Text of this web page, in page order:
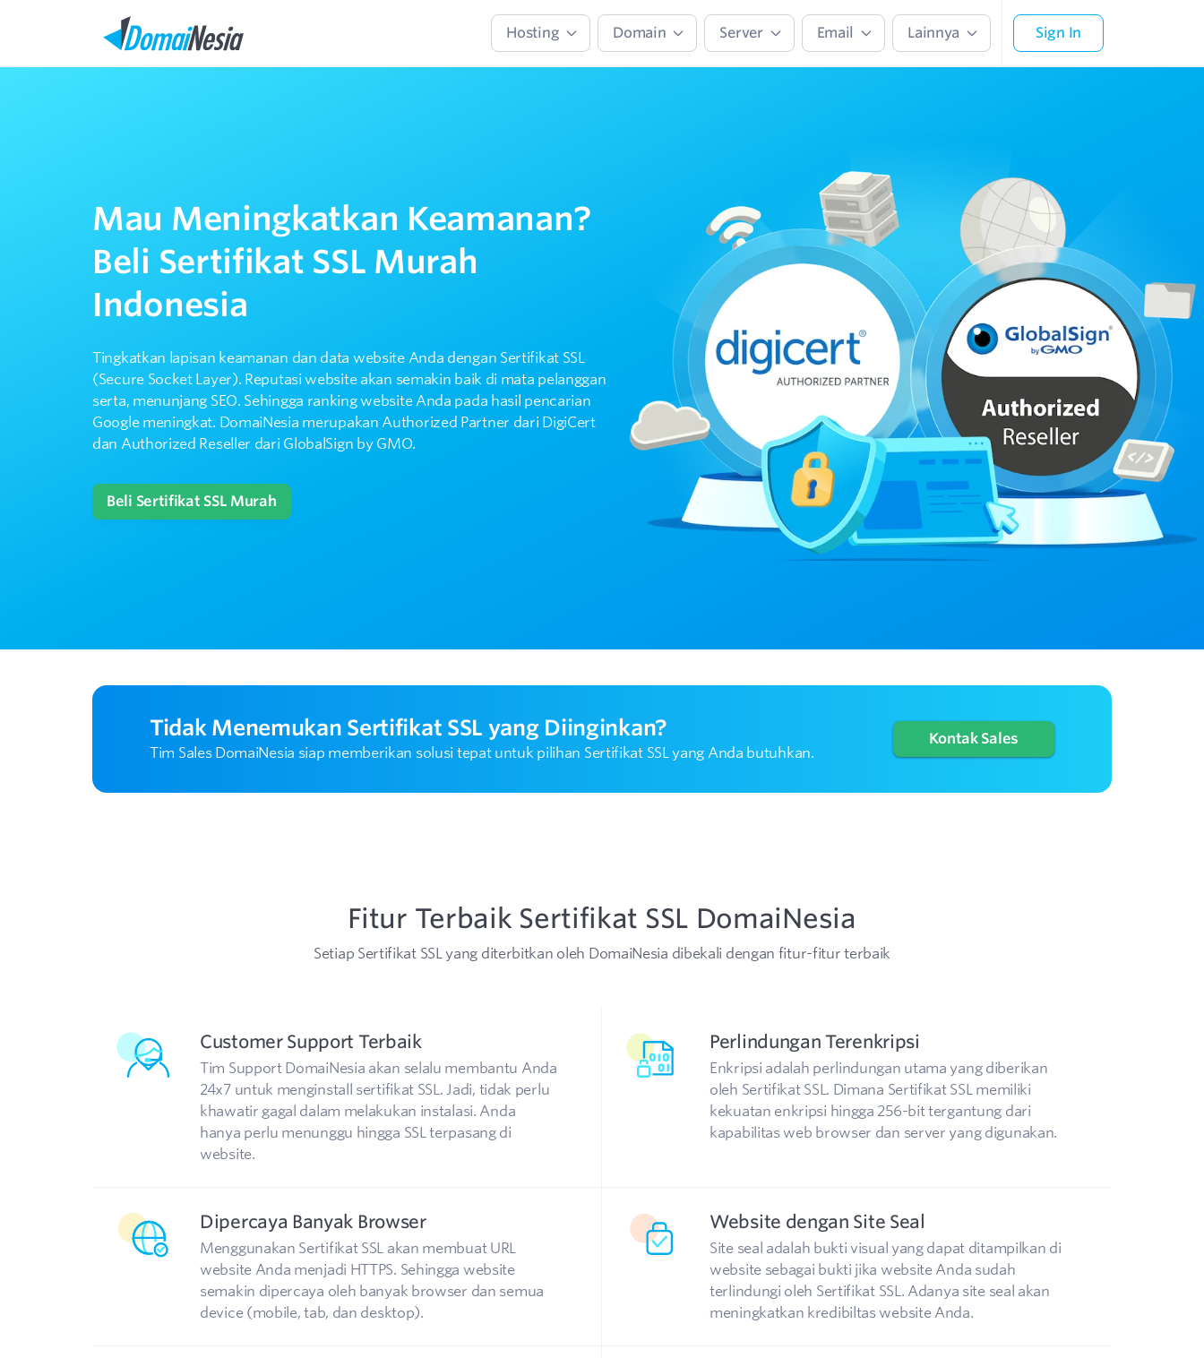
Hosting Domain Server Email Lainnya Sign In
Mau Meningkatkan Keamanan?
Beli Sertifikat SSL Murah
Indonesia
Tingkatkan lapisan keamanan dan data website Anda dengan Sertifikat SSL
(Secure Socket Layer). Reputasi website akan semakin baik di mata pelanggan
serta, menunjang SEO. Sehingga ranking website Anda pada hasil pencarian
Google meningkat. DomaiNesia merupakan Authorized Partner dari DigiCert
dan Authorized Reseller dari GlobalSign by GMO.
Beli Sertifikat SSL Murah
Tidak Menemukan Sertifikat SSL yang Diinginkan?
Tim Sales DomaiNesia siap memberikan solusi tepat untuk pilihan Sertifikat SSL yang Anda butuhkan.
Kontak Sales
Fitur Terbaik Sertifikat SSL DomaiNesia
Setiap Sertifikat SSL yang diterbitkan oleh DomaiNesia dibekali dengan fitur-fitur terbaik
Customer Support Terbaik
Tim Support DomaiNesia akan selalu membantu Anda
24x7 untuk menginstall sertifikat SSL. Jadi, tidak perlu
khawatir gagal dalam melakukan instalasi. Anda
hanya perlu menunggu hingga SSL terpasang di
website.
Perlindungan Terenkripsi
Enkripsi adalah perlindungan utama yang diberikan
oleh Sertifikat SSL. Dimana Sertifikat SSL memiliki
kekuatan enkripsi hingga 256-bit tergantung dari
kapabilitas web browser dan server yang digunakan.
Dipercaya Banyak Browser
Menggunakan Sertifikat SSL akan membuat URL
website Anda menjadi HTTPS. Sehingga website
semakin dipercaya oleh banyak browser dan semua
device (mobile, tab, dan desktop).
Website dengan Site Seal
Site seal adalah bukti visual yang dapat ditampilkan di
website sebagai bukti jika website Anda sudah
terlindungi oleh Sertifikat SSL. Adanya site seal akan
meningkatkan kredibiltas website Anda.